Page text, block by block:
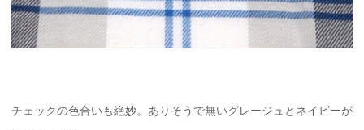
チェックの色合いも絶妙。ありそうで無いグレージュとネイビーが